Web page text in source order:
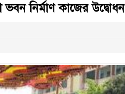
নির্মাণ কাজের উদ্বোধন